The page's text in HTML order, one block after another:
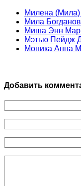
Милена (Мила)
Мила
Миша Энн
Мэтью Пейдж
Моника Анна
Добавить